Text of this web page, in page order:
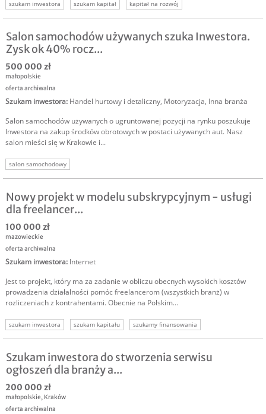
szukam inwestora szukam kapitał
kapitał na rozwój
szukamy finansowania
finansowanie rozwoju firmy inwestor do firmy
Salon samochodów używanych szuka Inwestora.
Zysk ok 40% rocz...
500 000 zł
małopolskie
oferta archiwalna
Szukam inwestora: Handel hurtowy i detaliczny, Motoryzacja, Inna branża
Salon samochodów używanych o ugruntowanej pozycji na rynku poszukuje
Inwestora na zakup środków obrotowych w postaci używanych aut. Nasz
salon mieści się w Krakowie i...
salon samochodowy
Nowy projekt w modelu subskrypcyjnym - usługi
dla freelancer...
100 000 zł
mazowieckie
oferta archiwalna
Szukam inwestora: Internet
Jest to projekt, który ma za zadanie w obliczu obecnych wysokich kosztów
prowadzenia działalności pomóc freelancerom (wszystkich branż) w
rozliczeniach z kontrahentami. Obecnie na Polskim...
szukam inwestora szukam kapitału
szukamy finansowania
szukam wspólnika
usługi dla freelancerów
Szukam inwestora do stworzenia serwisu
ogłoszeń dla branży a...
200 000 zł
małopolskie, Kraków
oferta archiwalna